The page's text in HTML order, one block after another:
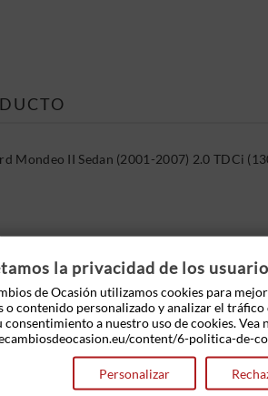
Mondeo II Sedan (2001-2007) 2.0 TDCi
la privacidad de los
de Ocasión utilizamos cookies para
o contenido personalizado y analizar el
consentimiento a nuestro uso de cookies. Vea
content/6-politica-de-
Personalizar